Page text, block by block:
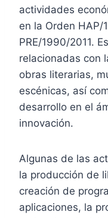
actividades
en la Orden HAP/
PRE/1990/2011.
relacionadas con
obras literarias,
escénicas, así
desarrollo en el
innovación.
Algunas de las
la producción de
creación de
aplicaciones, la